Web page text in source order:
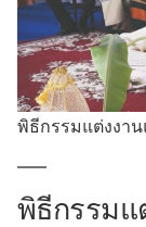
พิธีกรรมแต่งงา
พิธีกรรมแ